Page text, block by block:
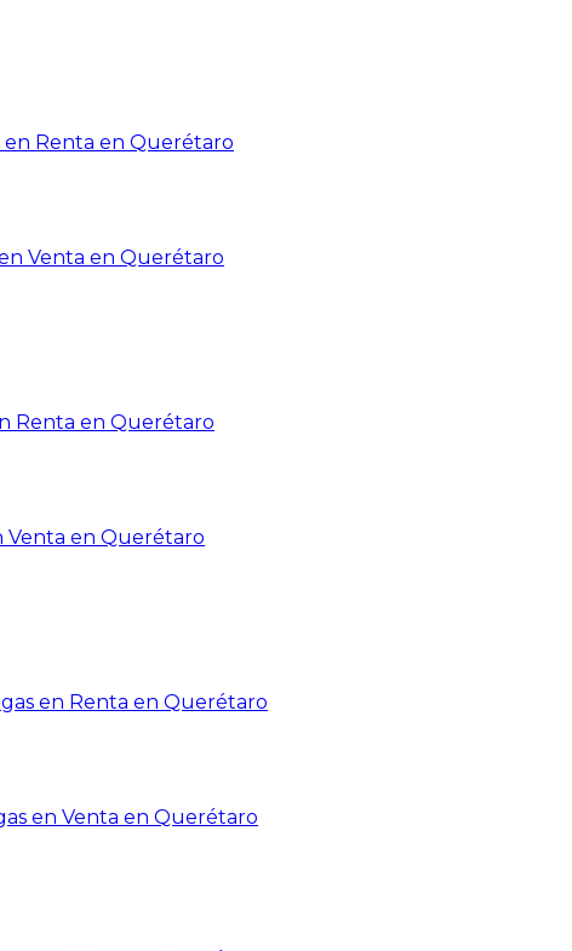
en Renta en Querétaro
Venta en Querétaro
Renta en Querétaro
Venta en Querétaro
en Renta en Querétaro
en Venta en Querétaro